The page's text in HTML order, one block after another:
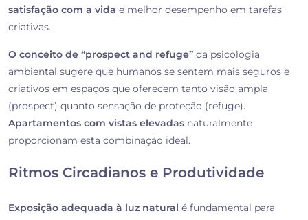
satisfação com a vida e melhor desempenho em tarefas
criativas.
O conceito de “prospect and refuge” da psicologia
ambiental sugere que humanos se sentem mais seguros e
criativos em espaços que oferecem tanto visão ampla
(prospect) quanto sensação de proteção (refuge).
Apartamentos com vistas elevadas naturalmente
proporcionam esta combinação ideal.
Ritmos Circadianos e Produtividade
Exposição adequada à luz natural é fundamental para